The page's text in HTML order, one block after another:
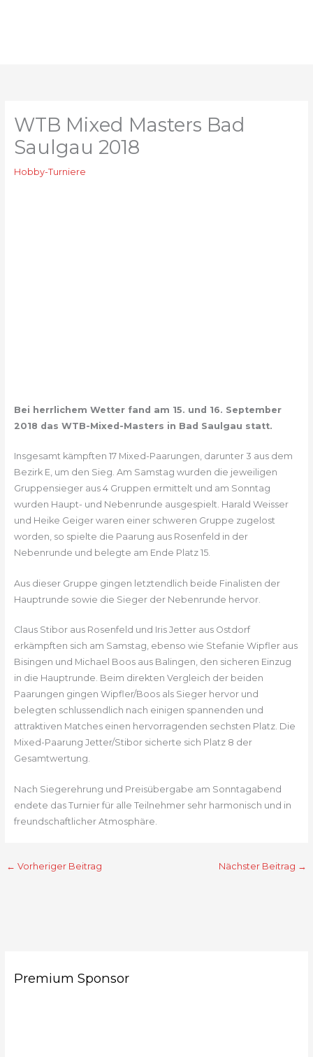
WTB Mixed Masters Bad
Saulgau 2018
Hobby-Turniere
Bei herrlichem Wetter fand am 15. und 16. September
2018 das WTB-Mixed-Masters in Bad Saulgau statt.
Insgesamt kämpften 17 Mixed-Paarungen, darunter 3 aus dem
Bezirk E, um den Sieg. Am Samstag wurden die jeweiligen
Gruppensieger aus 4 Gruppen ermittelt und am Sonntag
wurden Haupt- und Nebenrunde ausgespielt. Harald Weisser
und Heike Geiger waren einer schweren Gruppe zugelost
worden, so spielte die Paarung aus Rosenfeld in der
Nebenrunde und belegte am Ende Platz 15.
Aus dieser Gruppe gingen letztendlich beide Finalisten der
Hauptrunde sowie die Sieger der Nebenrunde hervor.
Claus Stibor aus Rosenfeld und Iris Jetter aus Ostdorf
erkämpften sich am Samstag, ebenso wie Stefanie Wipfler aus
Bisingen und Michael Boos aus Balingen, den sicheren Einzug
in die Hauptrunde. Beim direkten Vergleich der beiden
Paarungen gingen Wipfler/Boos als Sieger hervor und
belegten schlussendlich nach einigen spannenden und
attraktiven Matches einen hervorragenden sechsten Platz. Die
Mixed-Paarung Jetter/Stibor sicherte sich Platz 8 der
Gesamtwertung.
Nach Siegerehrung und Preisübergabe am Sonntagabend
endete das Turnier für alle Teilnehmer sehr harmonisch und in
freundschaftlicher Atmosphäre.
← Vorheriger Beitrag Nächster Beitrag →
Premium Sponsor